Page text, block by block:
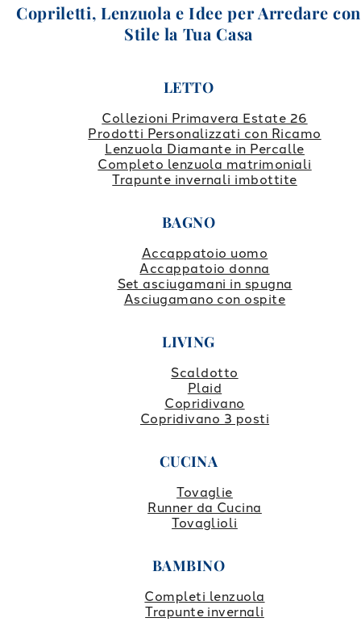
Copriletti, Lenzuola e Idee per Arredare con
Stile la Tua Casa
LETTO
Collezioni Primavera Estate 26
Prodotti Personalizzati con Ricamo
Lenzuola Diamante in Percalle
Completo lenzuola matrimoniali
Trapunte invernali imbottite
BAGNO
Accappatoio uomo
Accappatoio donna
Set asciugamani in spugna
Asciugamano con ospite
LIVING
Scaldotto
Plaid
Copridivano
Copridivano 3 posti
CUCINA
Tovaglie
Runner da Cucina
Tovaglioli
BAMBINO
Completi lenzuola
Trapunte invernali